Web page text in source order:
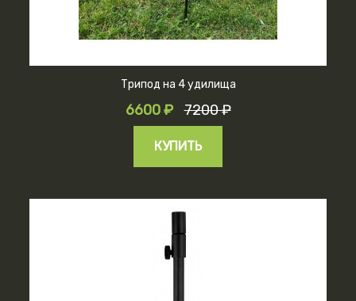
Трипод на 4 удилища
6600 ₽ 7200 ₽
КУПИТЬ